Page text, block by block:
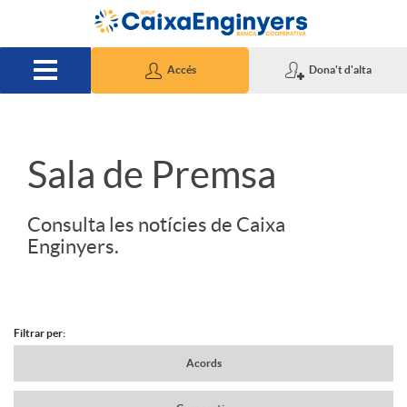
Salta al contingut principal
Accés Dona't d'alta
S
d
Sala de Premsa
Consulta les notícies de Caixa
Enginyers.
N
Filtrar per:
Acords